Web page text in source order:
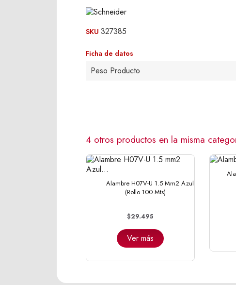
SKU 327385
Ficha de datos
Peso Producto
4 otros productos en la misma
Alambre H07V-U 1.5 Mm2 Azul
(Rollo 100 Mts)
$29.495
Ver más